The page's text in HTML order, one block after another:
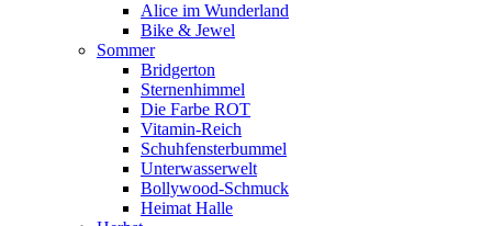
Alice im Wunderland
Bike & Jewel
Sommer
Bridgerton
Sternenhimmel
Die Farbe ROT
Vitamin-Reich
Schuhfensterbummel
Unterwasserwelt
Bollywood-Schmuck
Heimat Halle